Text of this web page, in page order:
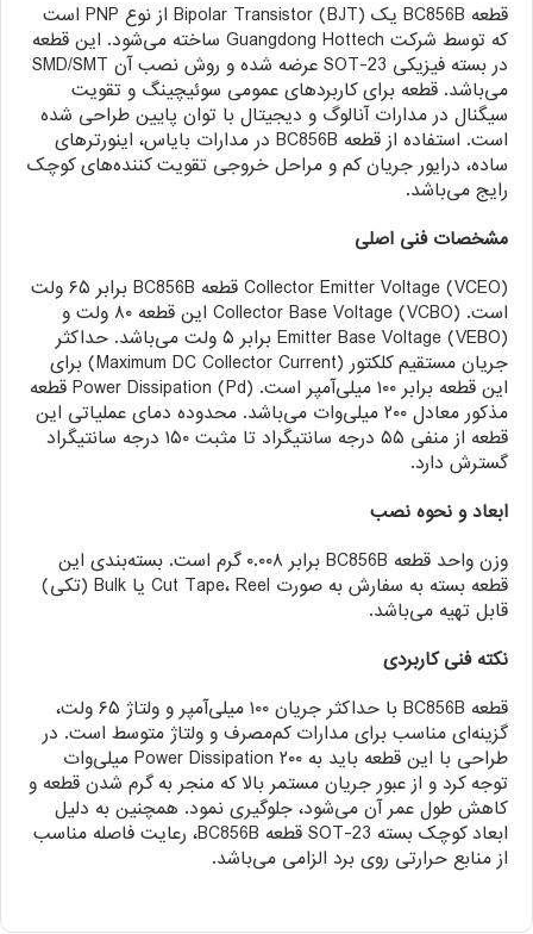
قطعه BC856B یک Bipolar Transistor (BJT) از نوع PNP است
که توسط شرکت Guangdong Hottech ساخته می‌شود. این قطعه
در بسته فیزیکی SOT-23 عرضه شده و روش نصب آن SMD/SMT
می‌باشد. قطعه برای کاربردهای عمومی سوئیچینگ و تقویت
سیگنال در مدارات آنالوگ و دیجیتال با توان پایین طراحی شده
است. استفاده از قطعه BC856B در مدارات بایاس، اینورترهای
ساده، درایور جریان کم و مراحل خروجی تقویت کننده‌های کوچک
رایج می‌باشد.
مشخصات فنی اصلی
Collector Emitter Voltage (VCEO) قطعه BC856B برابر ۶۵ ولت
است. Collector Base Voltage (VCBO) این قطعه ۸۰ ولت و
Emitter Base Voltage (VEBO) برابر ۵ ولت می‌باشد. حداکثر
جریان مستقیم کلکتور (Maximum DC Collector Current) برای
این قطعه برابر ۱۰۰ میلی‌آمپر است. Power Dissipation (Pd) قطعه
مذکور معادل ۲۰۰ میلی‌وات می‌باشد. محدوده دمای عملیاتی این
قطعه از منفی ۵۵ درجه سانتیگراد تا مثبت ۱۵۰ درجه سانتیگراد
گسترش دارد.
ابعاد و نحوه نصب
وزن واحد قطعه BC856B برابر ۰.۰۰۸ گرم است. بسته‌بندی این
قطعه بسته به سفارش به صورت Cut Tape، Reel یا Bulk (تکی)
قابل تهیه می‌باشد.
نکته فنی کاربردی
قطعه BC856B با حداکثر جریان ۱۰۰ میلی‌آمپر و ولتاژ ۶۵ ولت،
گزینه‌ای مناسب برای مدارات کم‌مصرف و ولتاژ متوسط است. در
طراحی با این قطعه باید به Power Dissipation ۲۰۰ میلی‌وات
توجه کرد و از عبور جریان مستمر بالا که منجر به گرم شدن قطعه و
کاهش طول عمر آن می‌شود، جلوگیری نمود. همچنین به دلیل
ابعاد کوچک بسته SOT-23 قطعه BC856B، رعایت فاصله مناسب
از منابع حرارتی روی برد الزامی می‌باشد.